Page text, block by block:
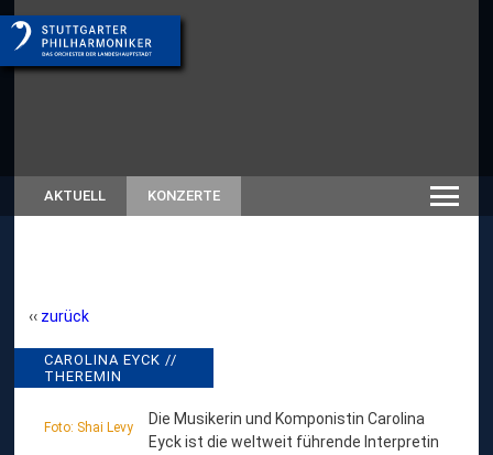
AKTUELL KONZERTE
zurück
C
A
R
CAROLINA EYCK //
THEREMIN
Foto: Shai Levy
Die Musikerin und Komponistin Carolina
Eyck ist die weltweit führende Interpretin